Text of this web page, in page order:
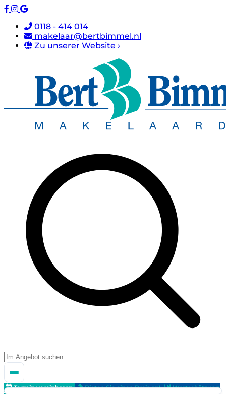
0118 - 414 014
makelaar@bertbimmel.nl
Zu unserer Website ›
Termin vereinbaren Bieten Sie einen Preis an!
Wertschätzung